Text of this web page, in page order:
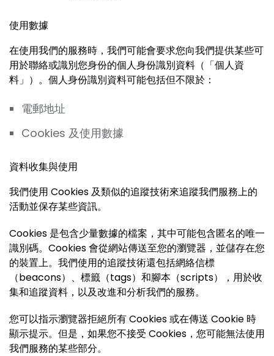
使用數據
在使用我們的服務時，我們可能會要求您向我們提供某些可
用於聯絡或識別您身份的個人身份識別資料（「個人資
料」）。個人身份識別資料可能包括但不限於：
電郵地址
Cookies 及使用數據
資料收集與使用
我們使用 Cookies 及類似的追蹤技術來追蹤我們服務上的
活動並保存某些資訊。
Cookies 是包含少量數據的檔案，其中可能包含匿名的唯一
識別碼。Cookies 會從網站傳送至您的瀏覽器，並儲存在您
的裝置上。我們使用的追蹤技術還包括網絡信標
（beacons）、標籤（tags）和腳本（scripts），用於收
集和追蹤資料，以及改進和分析我們的服務。
您可以指示瀏覽器拒絕所有 Cookies 或在傳送 Cookie 時
顯示提示。但是，如果您不接受 Cookies，您可能無法使用
我們服務的某些部分。